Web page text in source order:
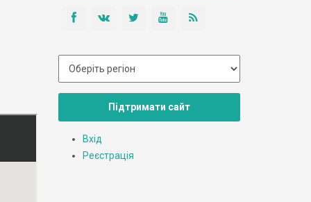
Підтримати сайт
Вхід
Реєстрація